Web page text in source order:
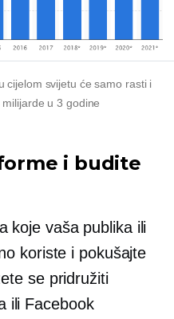
u cijelom svijetu će samo rasti i
u 3 godine
i budite
koje vaša publika ili
koriste i pokušajte
se pridružiti
ili Facebook